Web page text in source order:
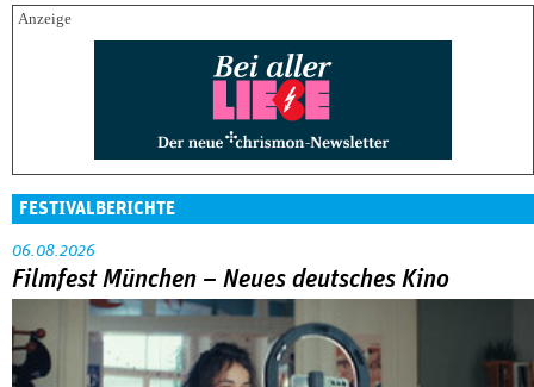
FESTIVALBERICHTE
06.08.2026
Filmfest München – Neues deutsches Kino